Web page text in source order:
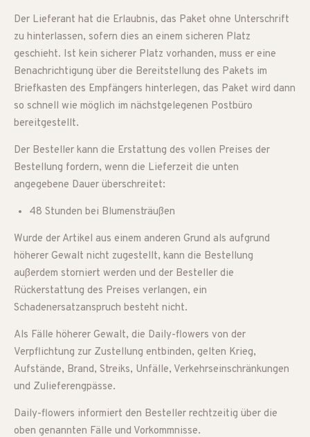
Der Lieferant hat die Erlaubnis, das Paket ohne Unterschrift
zu hinterlassen, sofern dies an einem sicheren Platz
geschieht. Ist kein sicherer Platz vorhanden, muss er eine
Benachrichtigung über die Bereitstellung des Pakets im
Briefkasten des Empfängers hinterlegen, das Paket wird dann
so schnell wie möglich im nächstgelegenen Postbüro
bereitgestellt.
Der Besteller kann die Erstattung des vollen Preises der
Bestellung fordern, wenn die Lieferzeit die unten
angegebene Dauer überschreitet:
48 Stunden bei Blumensträußen
Wurde der Artikel aus einem anderen Grund als aufgrund
höherer Gewalt nicht zugestellt, kann die Bestellung
außerdem storniert werden und der Besteller die
Rückerstattung des Preises verlangen, ein
Schadenersatzanspruch besteht nicht.
Als Fälle höherer Gewalt, die Daily-flowers von der
Verpflichtung zur Zustellung entbinden, gelten Krieg,
Aufstände, Brand, Streiks, Unfälle, Verkehrseinschränkungen
und Zulieferengpässe.
Daily-flowers informiert den Besteller rechtzeitig über die
oben genannten Fälle und Vorkommnisse.